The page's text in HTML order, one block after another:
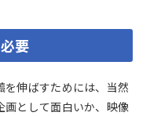
要
伸ばすためには、当然
画として面白いか、映像